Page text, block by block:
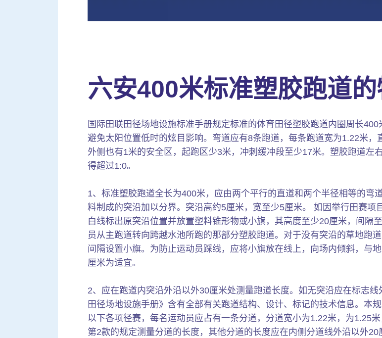
六安400米标准塑胶跑道
国际田联田径场地设施标准手册规定标准的体育田径塑胶跑道内圈周长
避免太阳位置低时的炫目影响。弯道应有8条跑道，每条跑道宽为1.22米，
外侧也有1米的安全区，起跑区少3米，冲刺缓冲段至少17米。塑胶跑道左
得超过1:0。
1、标准塑胶跑道全长为400米，应由两个平行的直道和两个半径相等的弯
料制成的突沿加以分界。突沿高约5厘米，宽至少5厘米。 如因举行田赛
白线标出原突沿位置并放置塑料锥形物或小旗，其高度至少20厘米，间隔
员从主跑道转向跨越水池所跑的那部分塑胶跑道。对于没有突沿的草地跑
间隔设置小旗。为防止运动员踩线，应将小旗放在线上，向场内倾斜，与
厘米为适宜。
2、应在跑道内突沿外沿以外30厘米处测量跑道长度。如无突沿应在标志
田径场地设施手册》含有全部有关跑道结构、设计、标记的技术信息。
以下各项径赛，每名运动员应占有一条分道，分道宽小为1.22米，为1.25
第2款的规定测量分道的长度，其他分道的长度应在内侧分道线外沿以外20